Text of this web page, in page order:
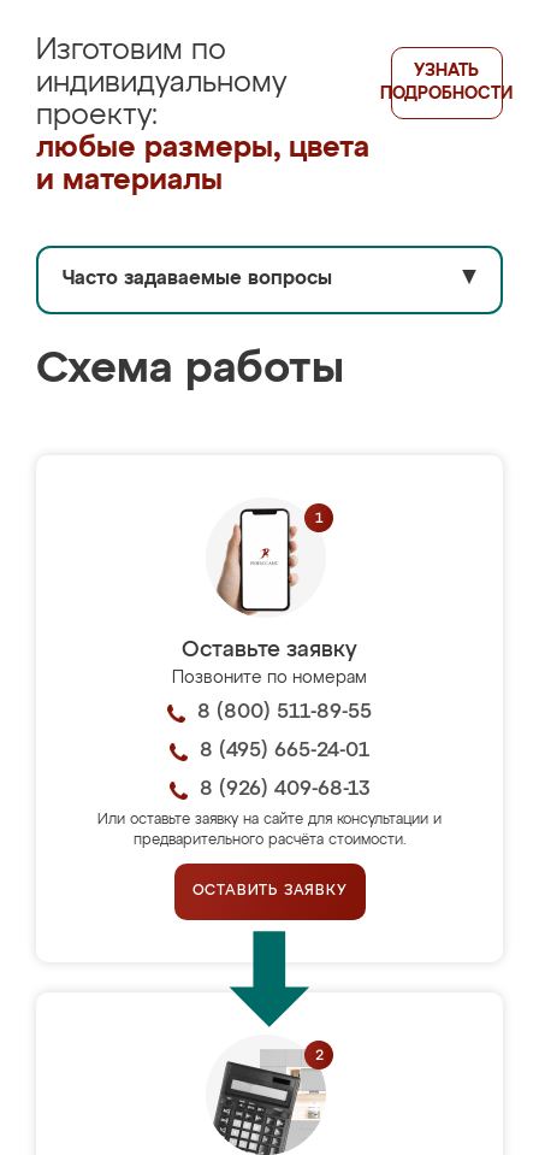
Изготовим по
индивидуальному
проекту:
любые размеры, цвета
и материалы
УЗНАТЬ
ПОДРОБНОСТИ
Часто задаваемые вопросы ▼
Схема работы
Оставьте заявку
Позвоните по номерам
8 (800) 511-89-55
8 (495) 665-24-01
8 (926) 409-68-13
Или оставьте заявку на сайте для консультации и
предварительного расчёта стоимости.
ОСТАВИТЬ ЗАЯВКУ